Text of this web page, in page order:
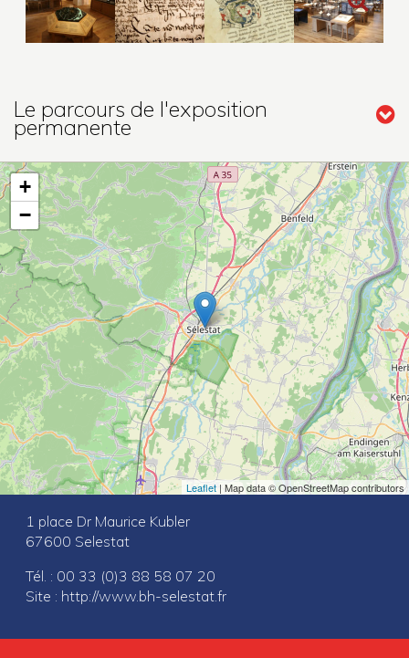
Le parcours de l'exposition
permanente
+
−
Leaflet | Map data © OpenStreetMap contributors
1 place Dr Maurice Kubler
67600 Selestat
Tél. : 00 33 (0)3 88 58 07 20
Site : http://www.bh-selestat.fr